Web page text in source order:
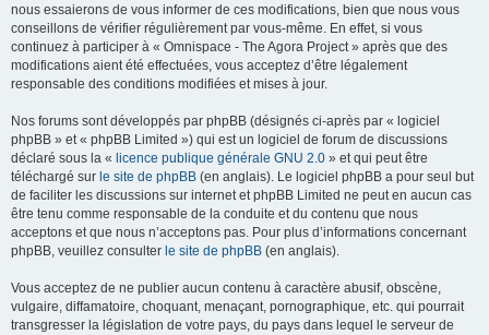
nous essaierons de vous informer de ces modifications, bien que nous vous
conseillons de vérifier régulièrement par vous-même. En effet, si vous
continuez à participer à « Omnispace - The Agora Project » après que des
modifications aient été effectuées, vous acceptez d’être légalement
responsable des conditions modifiées et mises à jour.
Nos forums sont développés par phpBB (désignés ci-après par « logiciel
phpBB » et « phpBB Limited ») qui est un logiciel de forum de discussions
déclaré sous la « licence publique générale GNU 2.0 » et qui peut être
téléchargé sur le site de phpBB (en anglais). Le logiciel phpBB a pour seul but
de faciliter les discussions sur internet et phpBB Limited ne peut en aucun cas
être tenu comme responsable de la conduite et du contenu que nous
acceptons et que nous n’acceptons pas. Pour plus d’informations concernant
phpBB, veuillez consulter le site de phpBB (en anglais).
Vous acceptez de ne publier aucun contenu à caractère abusif, obscène,
vulgaire, diffamatoire, choquant, menaçant, pornographique, etc. qui pourrait
transgresser la législation de votre pays, du pays dans lequel le serveur de